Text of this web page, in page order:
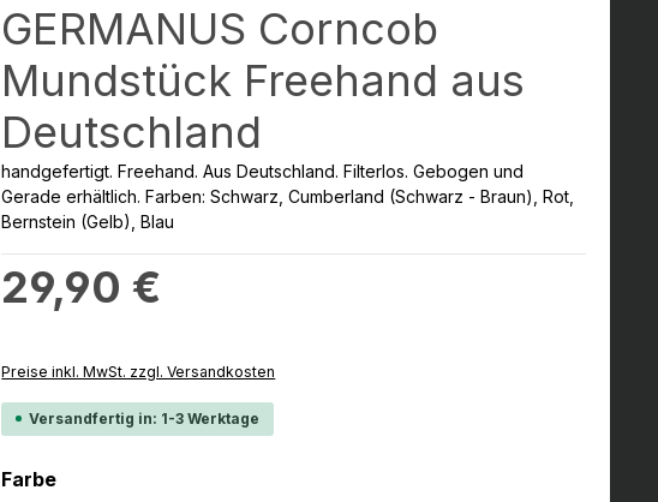
GERMANUS Corncob
Mundstück Freehand aus
Deutschland
handgefertigt. Freehand. Aus Deutschland. Filterlos. Gebogen und
Gerade erhältlich. Farben: Schwarz, Cumberland (Schwarz - Braun), Rot,
Bernstein (Gelb), Blau
29,90 €
Preise inkl. MwSt. zzgl. Versandkosten
Versandfertig in: 1-3 Werktage
Farbeauswählen